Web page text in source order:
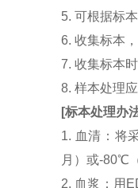
5. 可根据标
6. 收集标本
7. 收集标本
8. 样本处理
[标本处理办
1. 血清：将
月）或-80℃
2. 血浆：用